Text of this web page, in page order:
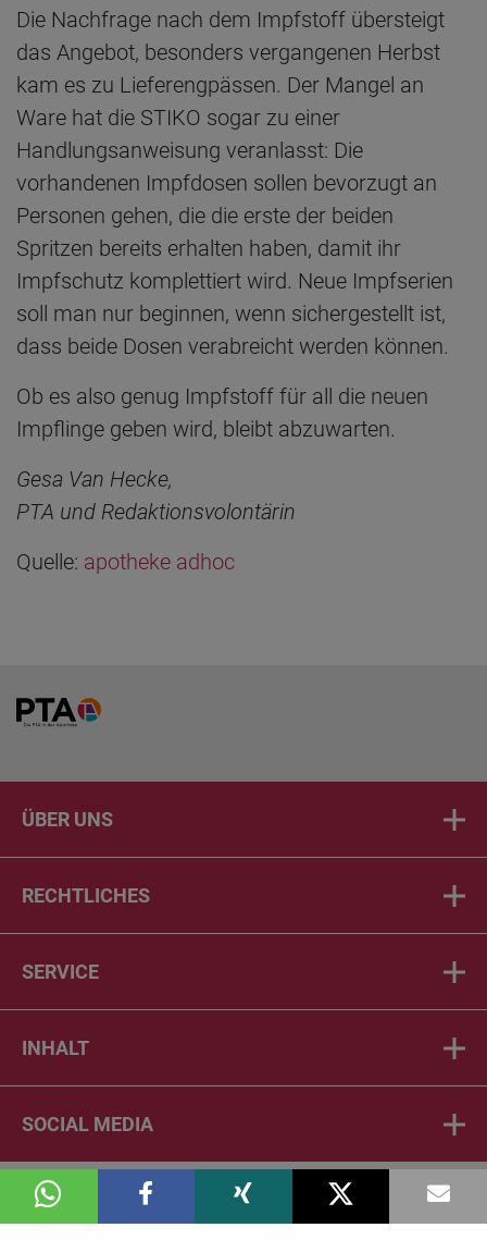
Die Nachfrage nach dem Impfstoff übersteigt
das Angebot, besonders vergangenen Herbst
kam es zu Lieferengpässen. Der Mangel an
Ware hat die STIKO sogar zu einer
Handlungsanweisung veranlasst: Die
vorhandenen Impfdosen sollen bevorzugt an
Personen gehen, die die erste der beiden
Spritzen bereits erhalten haben, damit ihr
Impfschutz komplettiert wird. Neue Impfserien
soll man nur beginnen, wenn sichergestellt ist,
dass beide Dosen verabreicht werden können.
Ob es also genug Impfstoff für all die neuen
Impflinge geben wird, bleibt abzuwarten.
Gesa Van Hecke,
PTA und Redaktionsvolontärin
Quelle: apotheke adhoc
Home
ÜBER UNS
RECHTLICHES
SERVICE
INHALT
SOCIAL MEDIA
© 2026 DIE PTA IN DER APOTHEKE